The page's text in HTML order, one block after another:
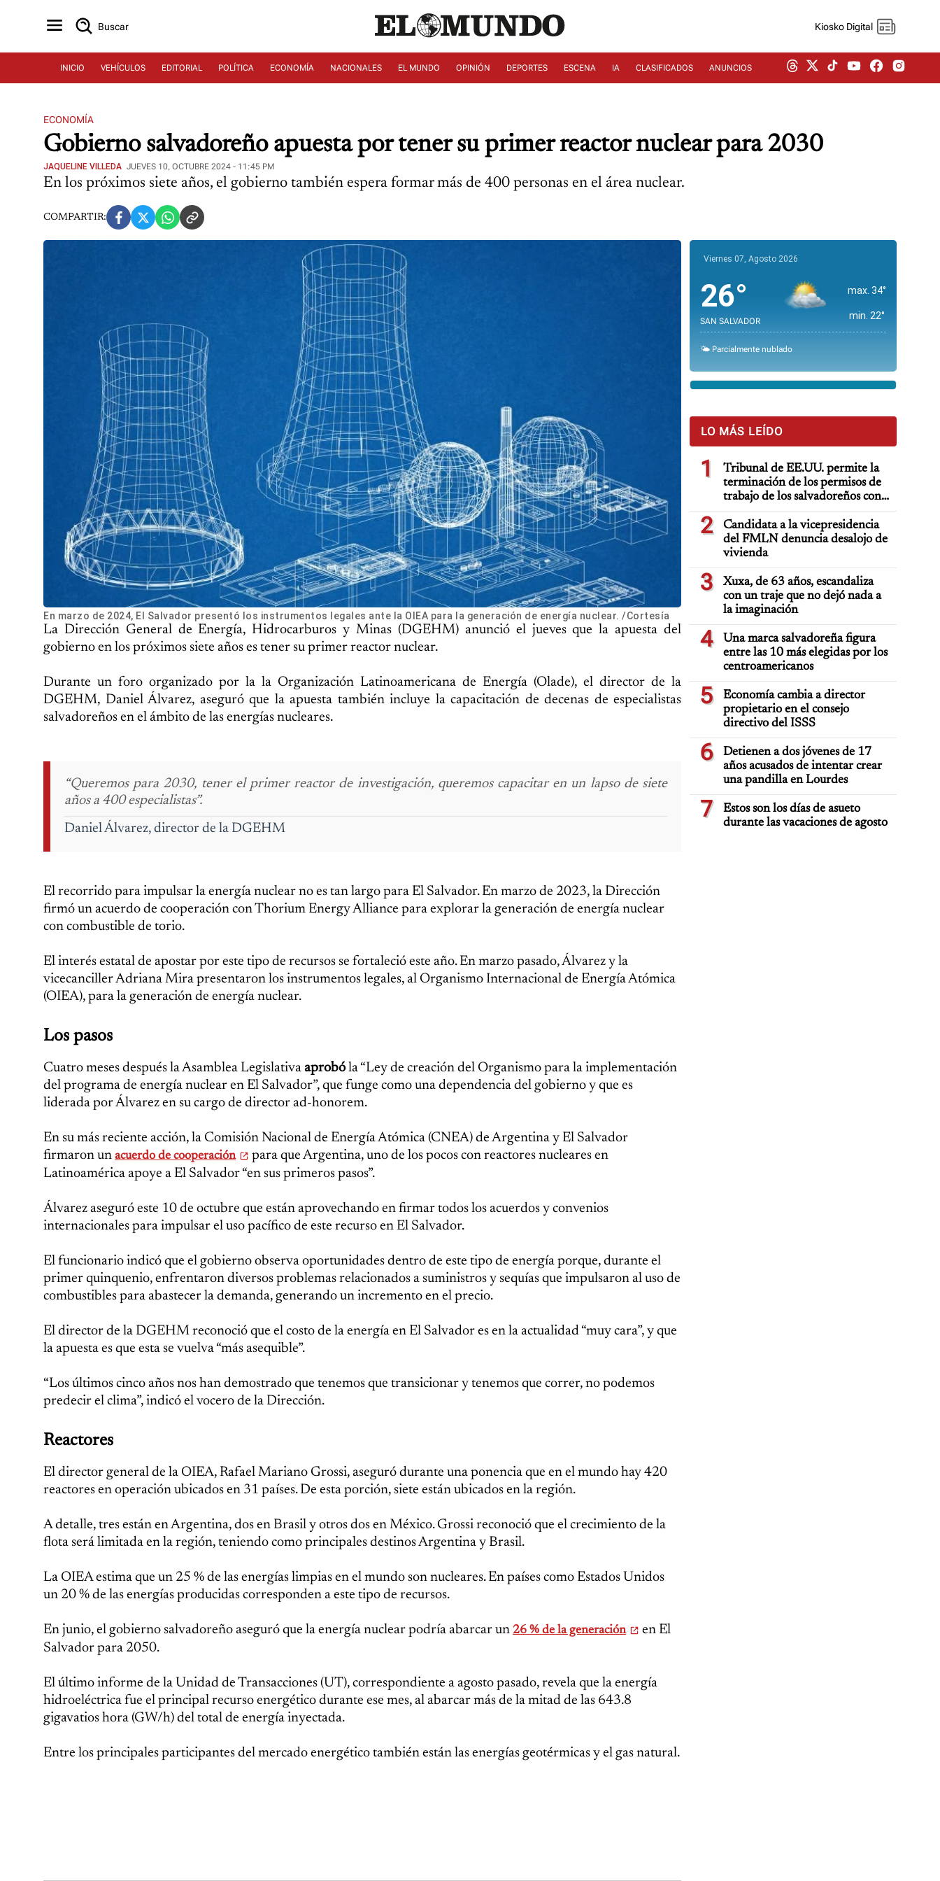
Buscar Kiosko Digital
INICIO VEHÍCULOS EDITORIAL POLÍTICA ECONOMÍA NACIONALES EL MUNDO OPINIÓN DEPORTES ESCENA IA CLASIFICADOS ANUNCIOS
ECONOMÍA
Gobierno salvadoreño apuesta por tener su primer reactor nuclear para 2030
JAQUELINE VILLEDA JUEVES 10, OCTUBRE 2024 - 11:45 PM
En los próximos siete años, el gobierno también espera formar más de 400 personas en el área nuclear.
COMPARTIR:
En marzo de 2024, El Salvador presentó los instrumentos legales ante la OIEA para la generación de energía nuclear. /Cortesía
La Dirección General de Energía, Hidrocarburos y Minas (DGEHM) anunció el jueves que la apuesta del
gobierno en los próximos siete años es tener su primer reactor nuclear.
Durante un foro organizado por la la Organización Latinoamericana de Energía (Olade), el director de la
DGEHM, Daniel Álvarez, aseguró que la apuesta también incluye la capacitación de decenas de especialistas
salvadoreños en el ámbito de las energías nucleares.
“Queremos para 2030, tener el primer reactor de investigación, queremos capacitar en un lapso de siete
años a 400 especialistas”.
Daniel Álvarez, director de la DGEHM
El recorrido para impulsar la energía nuclear no es tan largo para El Salvador. En marzo de 2023, la Dirección
firmó un acuerdo de cooperación con Thorium Energy Alliance para explorar la generación de energía nuclear
con combustible de torio.
El interés estatal de apostar por este tipo de recursos se fortaleció este año. En marzo pasado, Álvarez y la
vicecanciller Adriana Mira presentaron los instrumentos legales, al Organismo Internacional de Energía Atómica
(OIEA), para la generación de energía nuclear.
Los pasos
Cuatro meses después la Asamblea Legislativa aprobóla “Ley de creación del Organismo para la implementación
del programa de energía nuclear en El Salvador”, que funge como una dependencia del gobierno y que es
liderada por Álvarez en su cargo de director ad-honorem.
En su más reciente acción, la Comisión Nacional de Energía Atómica (CNEA) de Argentina y El Salvador
firmaron un acuerdo de cooperación
para que Argentina, uno de los pocos con reactores nucleares en
Latinoamérica apoye a El Salvador “en sus primeros pasos”.
Álvarez aseguró este 10 de octubre que están aprovechando en firmar todos los acuerdos y convenios
internacionales para impulsar el uso pacífico de este recurso en El Salvador.
El funcionario indicó que el gobierno observa oportunidades dentro de este tipo de energía porque, durante el
primer quinquenio, enfrentaron diversos problemas relacionados a suministros y sequías que impulsaron al uso de
combustibles para abastecer la demanda, generando un incremento en el precio.
El director de la DGEHM reconoció que el costo de la energía en El Salvador es en la actualidad “muy cara”, y que
la apuesta es que esta se vuelva “más asequible”.
“Los últimos cinco años nos han demostrado que tenemos que transicionar y tenemos que correr, no podemos
predecir el clima”, indicó el vocero de la Dirección.
Reactores
El director general de la OIEA, Rafael Mariano Grossi, aseguró durante una ponencia que en el mundo hay 420
reactores en operación ubicados en 31 países. De esta porción, siete están ubicados en la región.
A detalle, tres están en Argentina, dos en Brasil y otros dos en México. Grossi reconoció que el crecimiento de la
flota será limitada en la región, teniendo como principales destinos Argentina y Brasil.
La OIEA estima que un 25 % de las energías limpias en el mundo son nucleares. En países como Estados Unidos
un 20 % de las energías producidas corresponden a este tipo de recursos.
En junio, el gobierno salvadoreño aseguró que la energía nuclear podría abarcar un 26 % de la generación
en El
Salvador para 2050.
El último informe de la Unidad de Transacciones (UT), correspondiente a agosto pasado, revela que la energía
hidroeléctrica fue el principal recurso energético durante ese mes, al abarcar más de la mitad de las 643.8
gigavatios hora (GW/h) del total de energía inyectada.
Entre los principales participantes del mercado energético también están las energías geotérmicas y el gas natural.
Viernes 07, Agosto 2026
26°
SAN SALVADOR
max. 34°
min. 22°
🌤️ Parcialmente nublado
LO MÁS LEÍDO
1
Tribunal de EE.UU. permite la
terminación de los permisos de
trabajo de los salvadoreños con
TPS
2
Candidata a la vicepresidencia
del FMLN denuncia desalojo de
vivienda
3
Xuxa, de 63 años, escandaliza
con un traje que no dejó nada a
la imaginación
4
Una marca salvadoreña figura
entre las 10 más elegidas por los
centroamericanos
5
Economía cambia a director
propietario en el consejo
directivo del ISSS
6
Detienen a dos jóvenes de 17
años acusados de intentar crear
una pandilla en Lourdes
7
Estos son los días de asueto
durante las vacaciones de agosto